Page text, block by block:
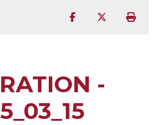
Partager surPartager sur
-